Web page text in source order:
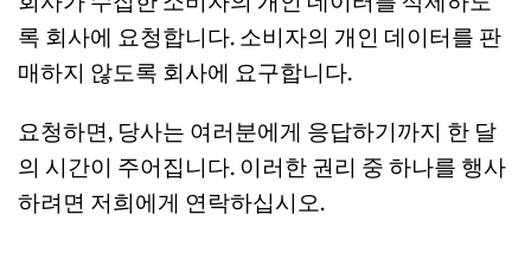
록 회사에 요청합니다. 소비자의 개인 데이터를 판
매하지 않도록 회사에 요구합니다.
요청하면, 당사는 여러분에게 응답하기까지 한 달
의 시간이 주어집니다. 이러한 권리 중 하나를 행사
하려면 저희에게 연락하십시오.